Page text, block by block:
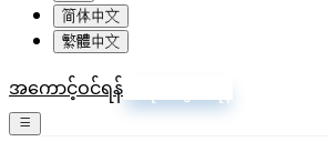
简体中文
繁體中文
အကောင့်ဝင်ရန်